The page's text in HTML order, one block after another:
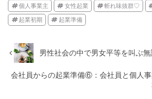
個人事業主 女性起業 斬れ味抜群♡
起業初期 起業準備
男性社会の中で男女平等を叫ぶ無
会社員からの起業準備⑥：会社員と個人